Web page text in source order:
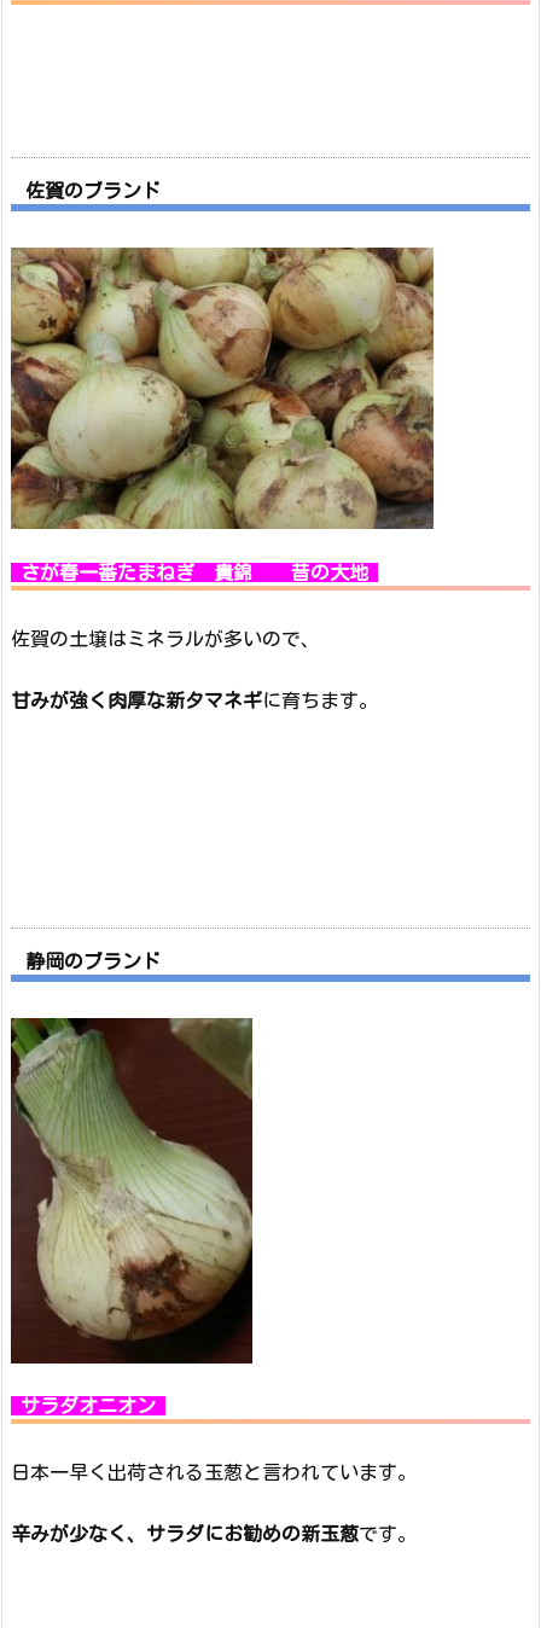
佐賀のブランド
さが春一番たまねぎ 貴錦 昔の大地
佐賀の土壌はミネラルが多いので、
甘みが強く肉厚な新タマネギに育ちます。
静岡のブランド
サラダオニオン
日本一早く出荷される玉葱と言われています。
辛みが少なく、サラダにお勧めの新玉葱です。